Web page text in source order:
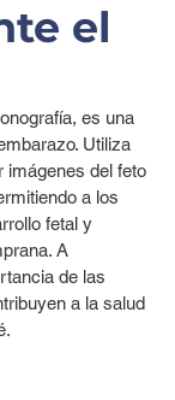
el
es una
Utiliza
imágenes del feto
a los
fetal y
A
de las
a la salud